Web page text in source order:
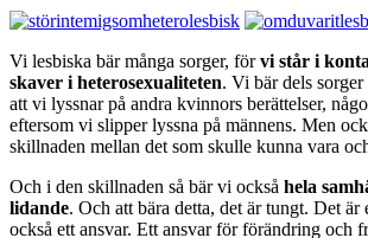
Vi lesbiska bär många sorger, förvi står i
skaver i heterosexualiteten. Vi bär dels
att vi lyssnar på andra kvinnors berättelser,
eftersom vi slipper lyssna på männens. Men
skillnaden mellan det som skulle kunna vara
Och i den skillnaden så bär vi också hela
lidande. Och att bära detta, det är tungt. Det är
också ett ansvar. Ett ansvar för förändring och